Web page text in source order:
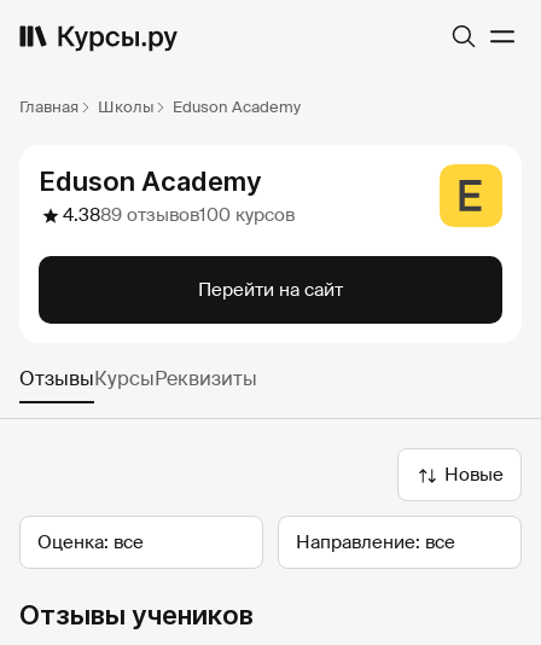
Главная Школы Eduson Academy
Eduson Academy
4.3889 отзывов100 курсов
Перейти на сайт
ОтзывыКурсыРеквизиты
Новые
Оценка Направление
Отзывы учеников